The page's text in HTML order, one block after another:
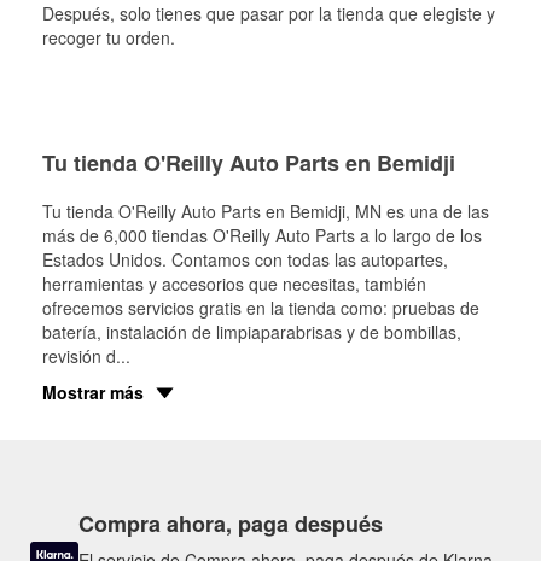
Después, solo tienes que pasar por la tienda que elegiste y
recoger tu orden.
Tu tienda O'Reilly Auto Parts en Bemidji
Tu tienda O'Reilly Auto Parts en Bemidji, MN es una de las
más de 6,000 tiendas O'Reilly Auto Parts a lo largo de los
Estados Unidos. Contamos con todas las autopartes,
herramientas y accesorios que necesitas, también
ofrecemos servicios gratis en la tienda como: pruebas de
batería, instalación de limpiaparabrisas y de bombillas,
revisión d...
Mostrar más
Compra ahora, paga después